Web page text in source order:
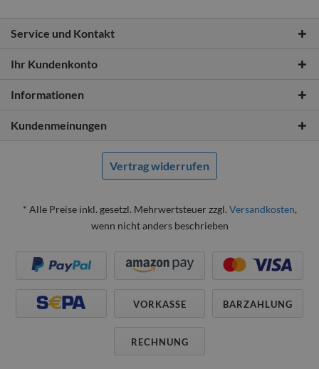
Service und Kontakt
Ihr Kundenkonto
Informationen
Kundenmeinungen
Vertrag widerrufen
* Alle Preise inkl. gesetzl. Mehrwertsteuer zzgl. Versandkosten,
wenn nicht anders beschrieben
VORKASSE BARZAHLUNG
RECHNUNG